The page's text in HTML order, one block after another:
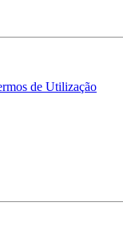
de Utilização